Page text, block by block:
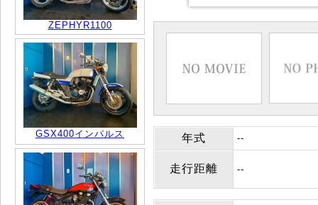
ZEPHYR1100
GSX400インパルス 年式 --
走行距離 --